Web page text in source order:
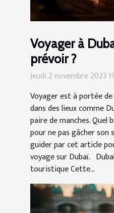
Voyager à
prévoir ?
Jeudi 2 novembre 2023
Voyager est à portée
dans des lieux comme
paire de manches. Quel
pour ne pas gâcher son
guider par cet article
voyage sur Dubaï.
touristique Cette...